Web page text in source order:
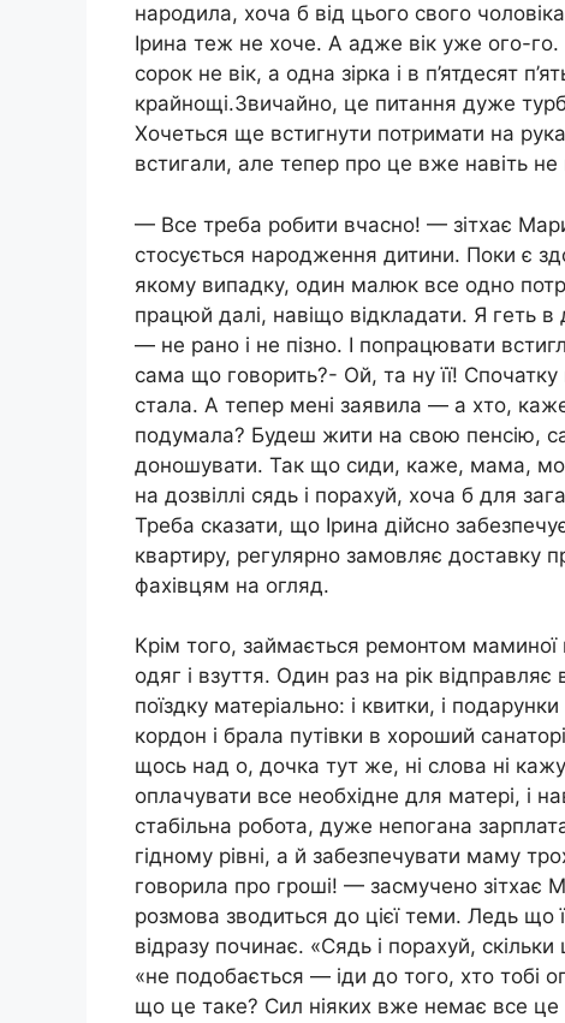
народила, хоча б від цього свого
Ірина теж не хоче. А адже вік уже ого-го.
сорок не вік, а одна зірка і в п’ятдесят
крайнощі.Звичайно, це питання дуже
Хочеться ще встигнути потримати на
встигали, але тепер про це вже навіть не
— Все треба робити вчасно! — зітхає
стосується народження дитини. Поки є
якому випадку, один малюк все одно
працюй далі, навіщо відкладати. Я геть
— не рано і не пізно. І попрацювати
сама що говорить?- Ой, та ну її!
стала. А тепер мені заявила — а хто,
подумала? Будеш жити на свою пенсію,
доношувати. Так що сиди, каже, мама,
на дозвіллі сядь і порахуй, хоча б для
Треба сказати, що Ірина дійсно
квартиру, регулярно замовляє доставку
фахівцям на огляд.
Крім того, займається ремонтом маминої
одяг і взуття. Один раз на рік
поїздку матеріально: і квитки, і
кордон і брала путівки в хороший
щось над о, дочка тут же, ні слова ні
оплачувати все необхідне для матері, і
стабільна робота, дуже непогана
гідному рівні, а й забезпечувати маму
говорила про гроші! — засмучено
розмова зводиться до цієї теми. Ледь
відразу починає. «Сядь і порахуй,
«не подобається — іди до того, хто тобі
що це таке? Сил ніяких вже немає все